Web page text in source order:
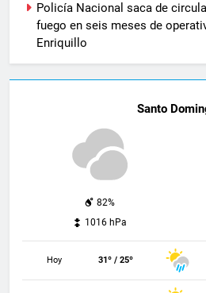
Policía Nacional saca de
fuego en seis meses de
Enriquillo
Santo
82%
1016 hPa
Hoy 31º / 25º